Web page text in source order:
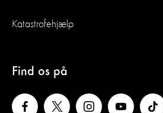
Katastrofehjælp
Find os på